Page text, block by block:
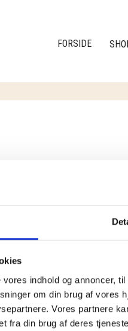
indhold og annoncer,
om din brug af vores
Vores partnere
fra din brug af deres
FORSIDE